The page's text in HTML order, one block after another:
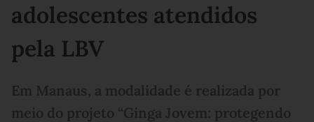
adolescentes atendidos
pela LBV
Em Manaus, a modalidade é realizada por
meio do projeto “Ginga Jovem: protegendo